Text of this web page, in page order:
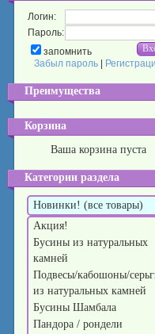
Логин:
Пароль:
запомнить
Забыл пароль
Преимущества
Корзина
Ваша корзина пуста
Категории раздела
Новинки! (все товары)
Акция!
Бусины из натуральных
камней
Подвесы/кабошоны/
из натуральных камней
Бусины Шамбала
Пандора / рондели